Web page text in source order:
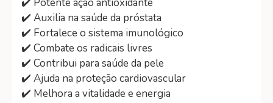
✔️ Potente ação antioxidante
✔️ Auxilia na saúde da próstata
✔️ Fortalece o sistema imunológico
✔️ Combate os radicais livres
✔️ Contribui para saúde da pele
✔️ Ajuda na proteção cardiovascular
✔️ Melhora a vitalidade e energia